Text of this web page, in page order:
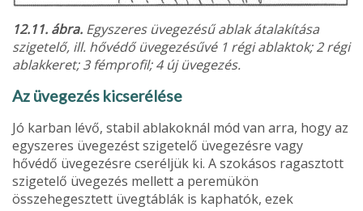
12.11. ábra. Egyszeres üvegezésű ablak át­alakítása
szigetelő, ill. hővédő üvegezésűvé 1 régi ablaktok; 2 régi
ablakkeret; 3 fémprofil; 4 új üve­gezés.
Az üvegezés kicserélése
Jó karban lévő, stabil ablakoknál mód van arra, hogy az
egyszeres üvegezést szigetelő üvege­zésre vagy
hővédő üvegezésre cseréljük ki. A szokásos ragasztott
szigetelő üvegezés mellett a peremükön
összehegesztett üvegtáblák is kapha­tók, ezek